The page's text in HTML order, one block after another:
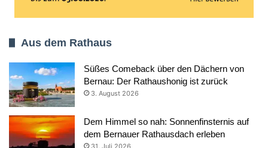
Aus dem Rathaus
Süßes Comeback über den Dächern von
Bernau: Der Rathaushonig ist zurück
3. August 2026
Dem Himmel so nah: Sonnenfinsternis auf
dem Bernauer Rathausdach erleben
31. Juli 2026